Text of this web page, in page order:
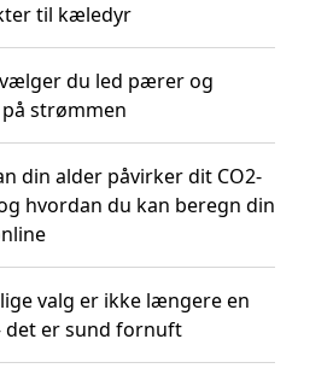
til kæledyr
du led pærer og
strømmen
din alder påvirker dit CO2-
hvordan du kan beregn din
valg er ikke længere en
det er sund fornuft